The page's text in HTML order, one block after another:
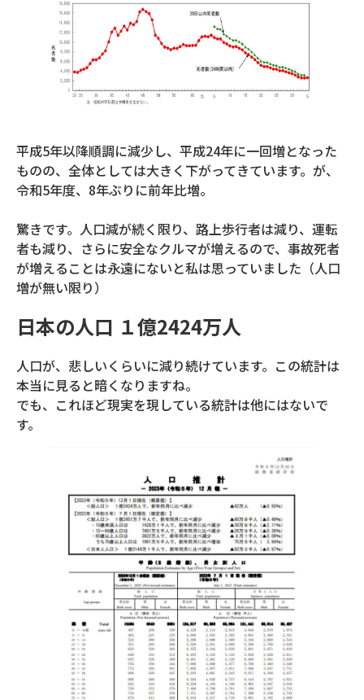
平成5年以降順調に減少し、平成24年に一回増となった
ものの、全体としては大きく下がってきています。が、
令和5年度、8年ぶりに前年比増。
驚きです。人口減が続く限り、路上歩行者は減り、運転
者も減り、さらに安全なクルマが増えるので、事故死者
が増えることは永遠にないと私は思っていました（人口
増が無い限り）
日本の人口 １億2424万人
人口が、悲しいくらいに減り続けています。この統計は
本当に見ると暗くなりますね。
でも、これほど現実を現している統計は他にはないで
す。